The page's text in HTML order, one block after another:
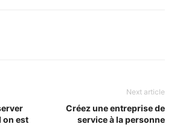
on est
Next article
Créez une entreprise de
service à la personne